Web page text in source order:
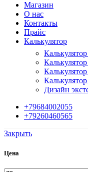
Магазин
О нас
Контакты
Прайс
Калькулятор
Дизайн
+79684002055
+79260460565
Закрыть
Цена